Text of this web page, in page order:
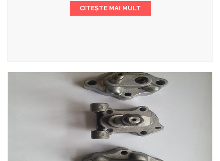
CITEȘTE MAI MULT